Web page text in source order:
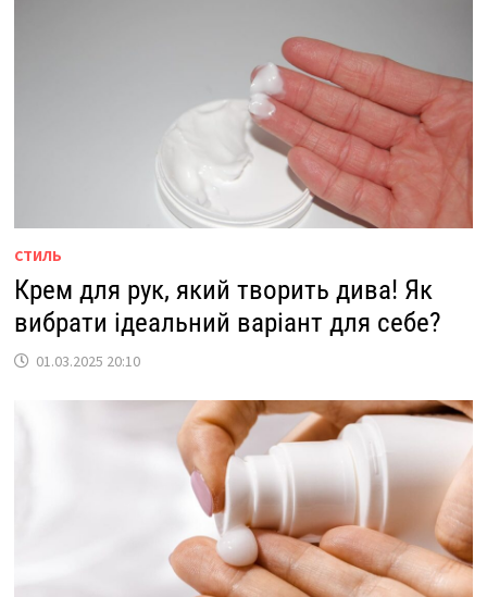
СТИЛЬ
Крем для рук, який творить дива! Як
вибрати ідеальний варіант для себе?
01.03.2025 20:10